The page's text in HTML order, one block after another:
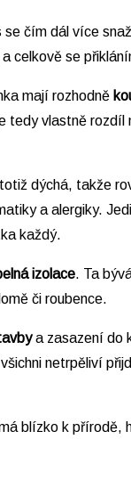
čím dál více
se
mají rozhodně
vlastně
dýchá, takže
a alergiky.
každý.
izolace. Ta
či roubence.
a zasazení do
netrpěliví
blízko k